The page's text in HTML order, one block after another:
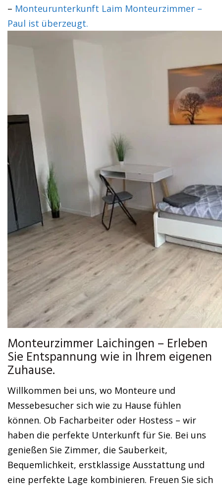
– Monteurunterkunft Laim Monteurzimmer –
Paul ist überzeugt.
Monteurzimmer Laichingen – Erleben
Sie Entspannung wie in Ihrem eigenen
Zuhause.
Willkommen bei uns, wo Monteure und
Messebesucher sich wie zu Hause fühlen
können. Ob Facharbeiter oder Hostess – wir
haben die perfekte Unterkunft für Sie. Bei uns
genießen Sie Zimmer, die Sauberkeit,
Bequemlichkeit, erstklassige Ausstattung und
eine perfekte Lage kombinieren. Freuen Sie sich